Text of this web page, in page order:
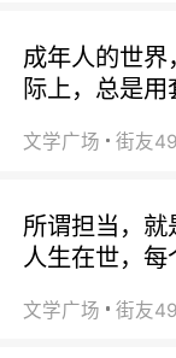
成年人的世
际上，总是
文学广场
所谓担当，就
人生在世，
文学广场